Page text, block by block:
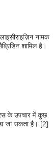
नामक
शामिल है।
के उपचार में कुछ
जा सकता है। [2]